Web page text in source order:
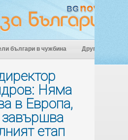
българи в чужбина Други
Няма
в Европа,
завършва
етап